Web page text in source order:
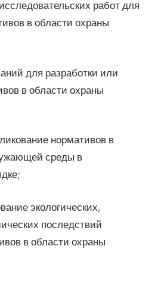
работ для
в области охраны
для разработки или
в области охраны
нормативов в
среды в
экологических,
последствий
в области охраны